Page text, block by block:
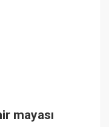
mayası